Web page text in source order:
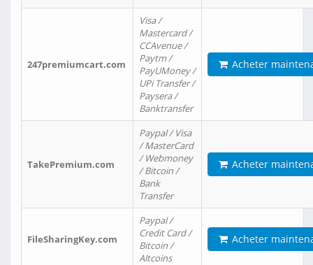
247premiumcart.com
Visa /
Mastercard /
CCAvenue /
Paytm /
PayUMoney /
UPi Transfer /
Paysera /
Banktransfer
Acheter
TakePremium.com
Paypal / Visa
/ MasterCard
/ Webmoney
/ Bitcoin /
Bank
Transfer
Acheter
FileSharingKey.com
Paypal /
Credit Card /
Bitcoin /
Altcoins
Acheter